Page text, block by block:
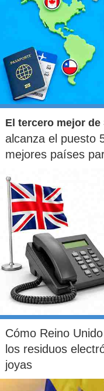
El tercero mejor de
alcanza el puesto
mejores países
Cómo Reino
los residuos
joyas